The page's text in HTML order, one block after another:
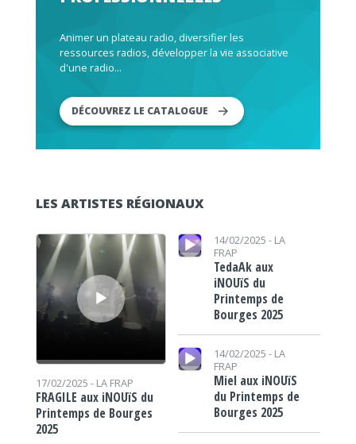
Animer un plateau radio, diversifier les
ressources radios, développer la vie associative
d'une radio...
DÉCOUVREZ LE CATALOGUE
LES ARTISTES RÉGIONAUX
Lecteur audio
17/02/2025 - LA FRAP
FRAGILE aux iNOUïS du
Printemps de Bourges
2025
Lecteur audio 14/02/2025 - LA
FRAP
TedaAk aux
iNOUïS du
Printemps de
Bourges 2025
Lecteur audio
14/02/2025 - LA
FRAP
Miel aux iNOUïS
du Printemps de
Bourges 2025